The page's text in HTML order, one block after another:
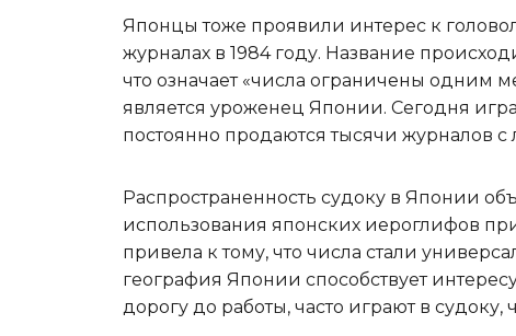
Японцы тоже проявили интерес к
журналах в 1984 году. Название
что означает «числа ограничены одним
является уроженец Японии. Сегодня
постоянно продаются тысячи журналов
Распространенность судоку в Японии
использования японских иероглифов
привела к тому, что числа стали
география Японии способствует
дорогу до работы, часто играют в судоку,